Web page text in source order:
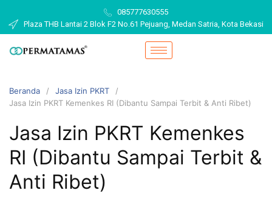
085777630555
Plaza THB Lantai 2 Blok F2 No.61 Pejuang, Medan Satria, Kota Bekasi
Beranda
Jasa Izin PKRT
Jasa Izin PKRT Kemenkes RI (Dibantu Sampai Terbit & Anti Ribet)
Jasa Izin PKRT Kemenkes
RI (Dibantu Sampai Terbit &
Anti Ribet)